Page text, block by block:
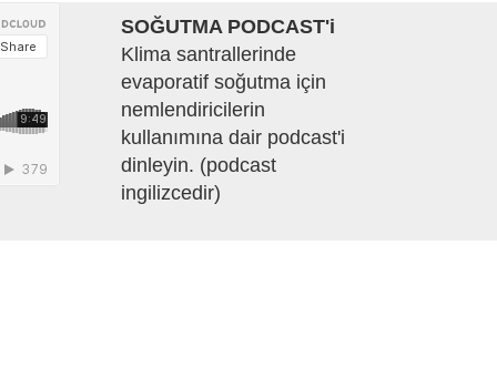
SOĞUTMA PODCAST'i
Klima santrallerinde
evaporatif soğutma için
nemlendiricilerin
kullanımına dair podcast'i
dinleyin. (podcast
ingilizcedir)